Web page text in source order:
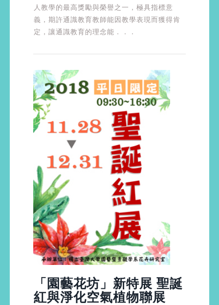
人教學的最高獎勵與榮譽之一，極具指標意
義，期許通識教育教師能因教學表現而獲得肯
定，讓通識教育的理念能．．．
「園藝花坊」新特展 聖誕
紅與淨化空氣植物聯展